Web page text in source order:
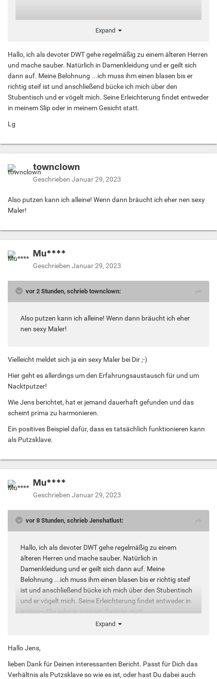
Wer hat schon Erfahrungen damit gemacht?
was passte weniger gut?
Welcher Putzsklave berichtet von seinen Erlebnissen und
schreibt was ihm dabei wichtig ist und was er sich wünscht
erwartet?
Expand
Hallo, ich als devoter DWT gehe regelmäßig zu einem älteren Herren
und mache sauber. Natürlich in Damenkleidung und er geilt sich
dann auf. Meine Belohnung ...ich muss ihm einen blasen bis er
richtig steif ist und anschließend bücke ich mich über den
Stubentisch und er vögelt mich. Seine Erleichterung findet entweder
in meinem Slip oder in meinem Gesicht statt.
Lg
townclown
Geschrieben Januar 29, 2023
Also putzen kann ich alleine! Wenn dann bräucht ich eher nen sexy
Maler!
Mu****
Geschrieben Januar 29, 2023
vor 2 Stunden, schrieb townclown:
Also putzen kann ich alleine! Wenn dann bräucht ich eher
nen sexy Maler!
Vielleicht meldet sich ja ein sexy Maler bei Dir ;-)
Hier geht es allerdings um den Erfahrungsaustausch für und um
Nacktputzer!
Wie Jens berichtet, hat er jemand dauerhaft gefunden und das
scheint prima zu harmonieren.
Ein positives Beispiel dafür, dass es tatsächlich funktionieren kann
als Putzsklave.
Mu****
Geschrieben Januar 29, 2023
vor 8 Stunden, schrieb Jenshatlust:
Hallo, ich als devoter DWT gehe regelmäßig zu einem
älteren Herren und mache sauber. Natürlich in
Damenkleidung und er geilt sich dann auf. Meine
Belohnung ...ich muss ihm einen blasen bis er richtig steif
ist und anschließend bücke ich mich über den Stubentisch
und er vögelt mich. Seine Erleichterung findet entweder in
meinem Slip oder in meinem Gesicht statt.
Expand
Hallo Jens,
lieben Dank für Deinen interessanten Bericht. Passt für Dich das
Verhältnis als Putzsklave so wie es ist, oder hast Du dabei auch